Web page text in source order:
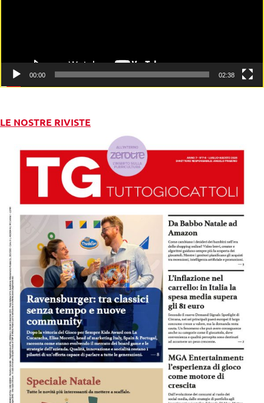
00:00 02:38
LE NOSTRE RIVISTE